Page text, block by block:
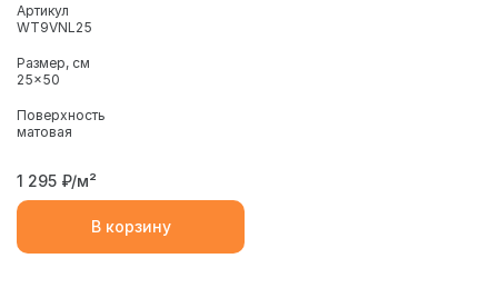
Артикул
WT9VNL25
Размер, см
25x50
Поверхность
матовая
1 295 ₽/м²
В корзину